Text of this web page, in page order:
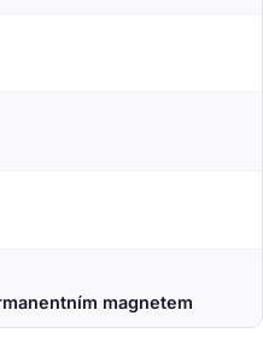
magnetem